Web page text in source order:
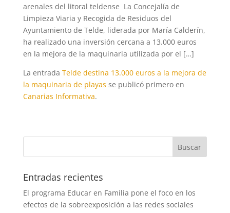
arenales del litoral teldense La Concejalía de
Limpieza Viaria y Recogida de Residuos del
Ayuntamiento de Telde, liderada por María Calderín,
ha realizado una inversión cercana a 13.000 euros
en la mejora de la maquinaria utilizada por el […]
La entrada Telde destina 13.000 euros a la mejora de
la maquinaria de playas se publicó primero en
Canarias Informativa.
Entradas recientes
El programa Educar en Familia pone el foco en los
efectos de la sobreexposición a las redes sociales